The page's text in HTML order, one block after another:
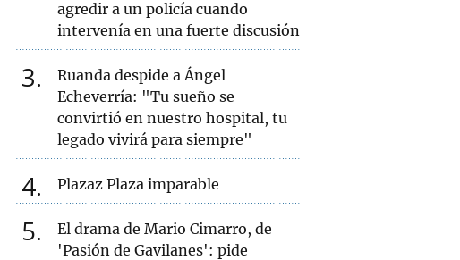
agredir a un policía cuando
intervenía en una fuerte discusión
3
Ruanda despide a Ángel
Echeverría: "Tu sueño se
convirtió en nuestro hospital, tu
legado vivirá para siempre"
4 Plazaz Plaza imparable
5
El drama de Mario Cimarro, de
'Pasión de Gavilanes': pide